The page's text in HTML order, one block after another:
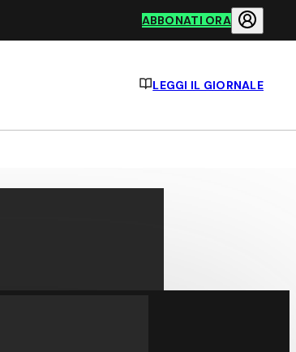
ABBONATI ORA
LEGGI IL GIORNALE